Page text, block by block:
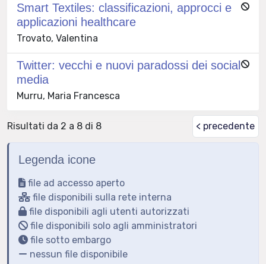
Smart Textiles: classificazioni, approcci e
applicazioni healthcare
Trovato, Valentina
Twitter: vecchi e nuovi paradossi dei social
media
Murru, Maria Francesca
Risultati da 2 a 8 di 8 < precedente
Legenda icone
file ad accesso aperto
file disponibili sulla rete interna
file disponibili agli utenti autorizzati
file disponibili solo agli amministratori
file sotto embargo
nessun file disponibile